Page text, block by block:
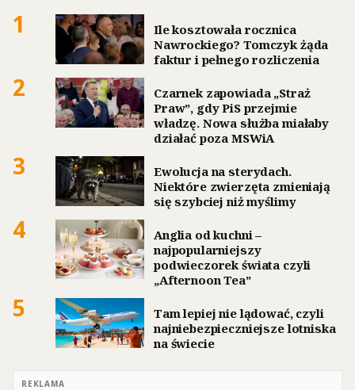
1
Ile kosztowała rocznica
Nawrockiego? Tomczyk żąda
faktur i pełnego rozliczenia
2
Czarnek zapowiada „Straż
Praw”, gdy PiS przejmie
władzę. Nowa służba miałaby
działać poza MSWiA
3
Ewolucja na sterydach.
Niektóre zwierzęta zmieniają
się szybciej niż myślimy
4
Anglia od kuchni –
najpopularniejszy
podwieczorek świata czyli
„Afternoon Tea”
5
Tam lepiej nie lądować, czyli
najniebezpieczniejsze lotniska
na świecie
REKLAMA